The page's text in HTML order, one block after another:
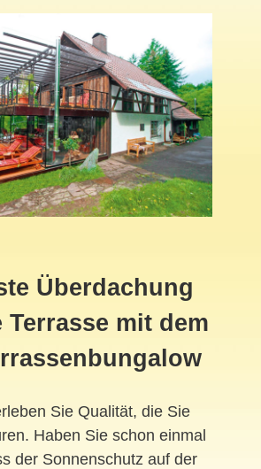
Überdachung
Terrasse mit dem
Sie Qualität, die Sie
Haben Sie schon einmal
der Sonnenschutz auf der